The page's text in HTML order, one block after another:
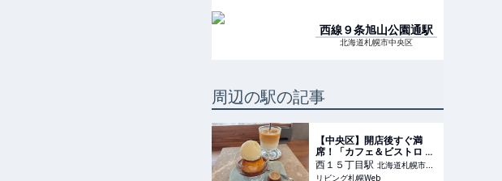
西線９条旭山公園通駅
北海道札幌市中央区
周辺の駅の記事
【中央区】開店後すぐ満
席！「カフェ＆ビストロ カ
ラナシ」大人気プリンの味
わいは？
西１５丁目駅 北海道札幌市中
リビング札幌Web